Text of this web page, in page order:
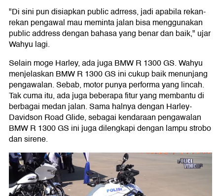
"Di sini pun disiapkan public adrress, jadi apabila rekan-
rekan pengawal mau meminta jalan bisa menggunakan
public address dengan bahasa yang benar dan baik," ujar
Wahyu lagi.
Selain moge Harley, ada juga BMW R 1300 GS. Wahyu
menjelaskan BMW R 1300 GS ini cukup baik menunjang
pengawalan. Sebab, motor punya performa yang lincah.
Tak cuma itu, ada juga beberapa fitur yang membantu di
berbagai medan jalan. Sama halnya dengan Harley-
Davidson Road Glide, sebagai kendaraan pengawalan
BMW R 1300 GS ini juga dilengkapi dengan lampu strobo
dan sirene.